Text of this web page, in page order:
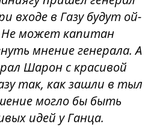
входе в Газу будут ой-
Не может капитан
мнение генерала. А
Шарон с красивой
так, как зашли в тыл
могло бы быть
идей у Ганца.